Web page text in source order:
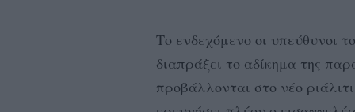
Το ενδεχόμενο οι υπεύθυνοι
διαπράξει το αδίκημα της
προβάλλονται στο νέο